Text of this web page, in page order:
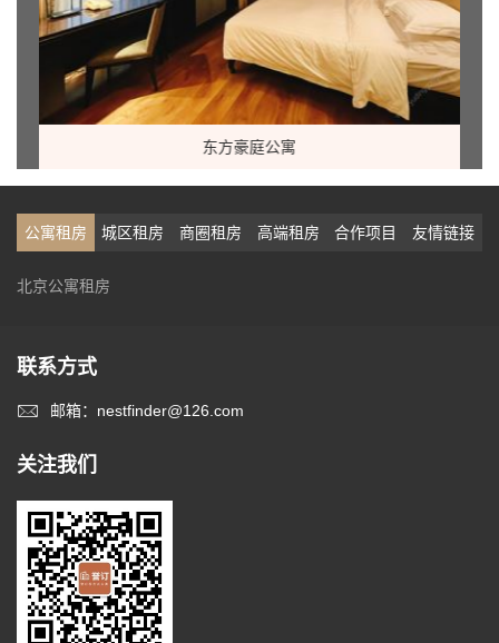
东方豪庭公寓
公寓租房 城区租房 商圈租房 高端租房 合作项目 友情链接
北京公寓租房
联系方式
邮箱：nestfinder@126.com
关注我们